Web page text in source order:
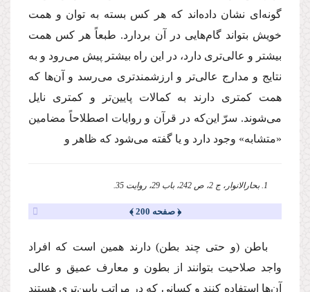
گونه‌اى نشان داده‌اند كه هر كس بسته به توان و همت
خویش بتواند گام‌هایى در آن بردارد. طبعاً هر كس همت
بیشتر و عالى‌ترى دارد، در این راه بیشتر پیش مى‌رود و به
نتایج و مدارج عالى‌تر و ارزشمندترى مى‌رسد و آن‌ها كه
همت كمترى دارند به كمالات پایین‌تر و كمترى نایل
مى‌شوند. سرّ این‌كه در قرآن و روایات اصطلاحاً مضامین
«متشابه» وجود دارد و یا گفته مى‌شود كه ظاهر و
1. بحار‌الانوار، ج 2، ص 242، باب 29، روایت 35.
﴿ صفحه 200 ﴾
باطن (و حتى چند بطن) دارند همین است كه افراد
واجد صلاحیت بتوانند از بطون و معارف عمیق و عالى
آن‌ها استفاده كنند و كسانى كه در مراتب پایین‌ترى هستند